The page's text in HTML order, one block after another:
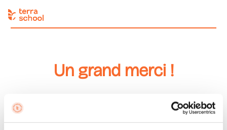
Un grand merci !
✅ Votre commande est validée pour la formation
Les Herbes
de Sébastien Marc
Vous avez reçu un email de confirmation avec toutes les